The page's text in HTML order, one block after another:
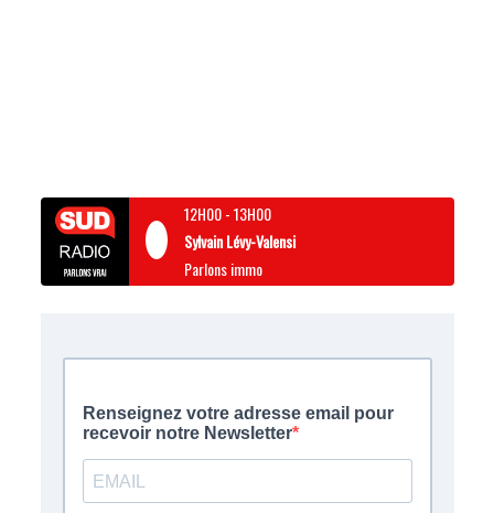
12H00-13H00
Sylvain Lévy-Valensi
Parlons immo